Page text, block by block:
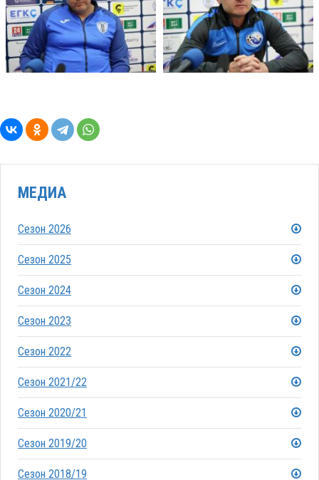
МЕДИА
Сезон 2026
Сезон 2025
Сезон 2024
Сезон 2023
Сезон 2022
Сезон 2021/22
Сезон 2020/21
Сезон 2019/20
Сезон 2018/19